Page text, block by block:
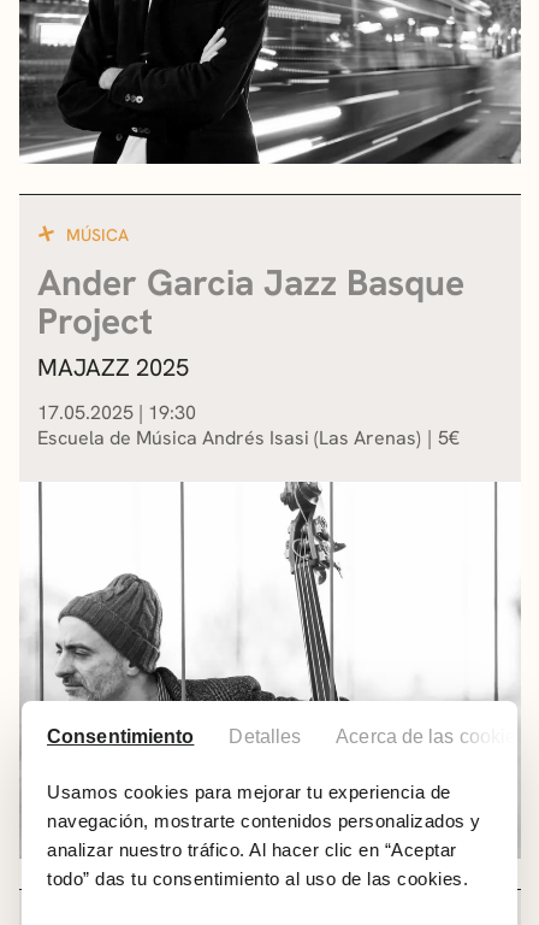
Consentimiento Detalles Acerca de las cookies
Usamos cookies para mejorar tu experiencia de
navegación, mostrarte contenidos personalizados y
analizar nuestro tráfico. Al hacer clic en “Aceptar
todo” das tu consentimiento al uso de las cookies.
MÚSICA
Ander Garcia Jazz Basque
Project
MAJAZZ 2025
17.05.2025 | 19:30
Escuela de Música Andrés Isasi (Las Arenas)
5€